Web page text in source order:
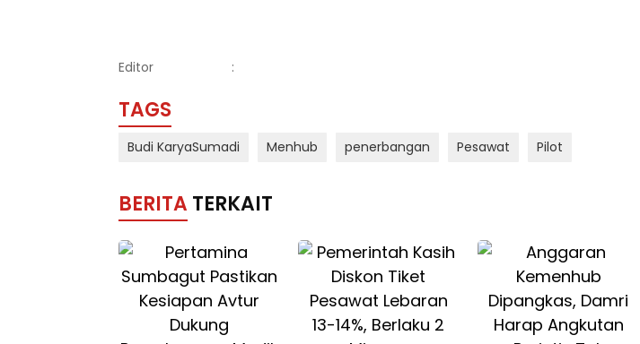
Editor :
TAGS
Budi KaryaSumadi Menhub penerbangan Pesawat Pilot
BERITA TERKAIT